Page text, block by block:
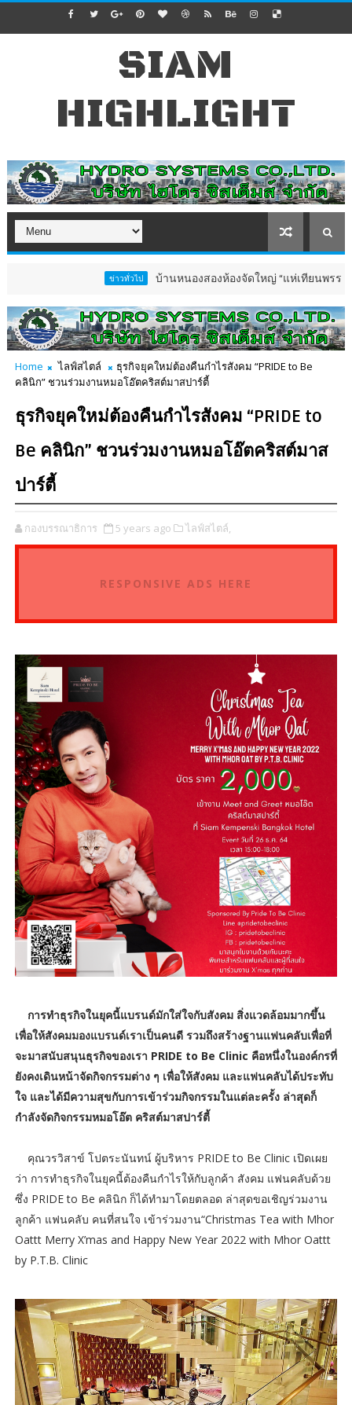
SIAM
HIGHLIGHT
บ้านหนองสองห้องจัดใหญ่ “แห่เทียนพรรษา–ผ้าป่าซาเ
Home ไลฟ์สไตล์
ธุรกิจยุคใหม่ต้องคืนกำไรสังคม “PRIDE to Be
คลินิก” ชวนร่วมงานหมอโอ๊ตคริสต์มาสปาร์ตี้
ธุรกิจยุคใหม่ต้องคืนกำไรสังคม “PRIDE to
Be คลินิก” ชวนร่วมงานหมอโอ๊ตคริสต์มาส
ปาร์ตี้
กองบรรณาธิการ 5 years ago ไลฟ์สไตล์,
RESPONSIVE ADS HERE
การทำธุรกิจในยุคนี้แบรนด์มักใส่ใจกับสังคม สิ่งแวดล้อมมากขึ้น
เพื่อให้สังคมมองแบรนด์เราเป็นคนดี รวมถึงสร้างฐานแฟนคลับเพื่อที่
จะมาสนับสนุนธุรกิจของเรา PRIDE to Be Clinic คือหนึ่งในองค์กรที่
ยังคงเดินหน้าจัดกิจกรรมต่าง ๆ เพื่อให้สังคม และแฟนคลับได้ประทับ
ใจ และได้มีความสุขกับการเข้าร่วมกิจกรรมในแต่ละครั้ง ล่าสุดก็
กำลังจัดกิจกรรมหมอโอ๊ต คริสต์มาสปาร์ตี้
คุณวรวิสาข์ โปตระนันทน์ ผู้บริหาร PRIDE to Be Clinic เปิดเผย
ว่า การทำธุรกิจในยุคนี้ต้องคืนกำไรให้กับลูกค้า สังคม แฟนคลับด้วย
ซึ่ง PRIDE to Be คลินิก ก็ได้ทำมาโดยตลอด ล่าสุดขอเชิญร่วมงาน
ลูกค้า แฟนคลับ คนที่สนใจ เข้าร่วมงาน“Christmas Tea with Mhor
Oattt Merry X’mas and Happy New Year 2022 with Mhor Oattt
by P.T.B. Clinic